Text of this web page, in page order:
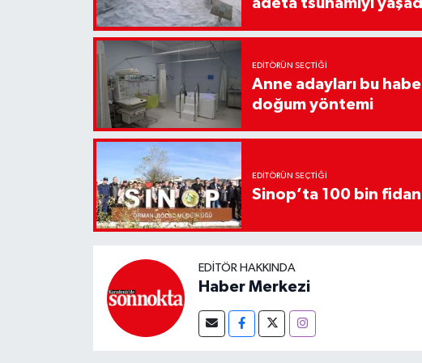
adeta tsunamiyi yaşadı
EDITÖRÜN SEÇTIĞI
Anne adayları bu
doğum yöntemi
EDITÖRÜN SEÇTIĞI
Sinop’ta 100 bin
EDITÖR HAKKINDA
Haber Merkezi